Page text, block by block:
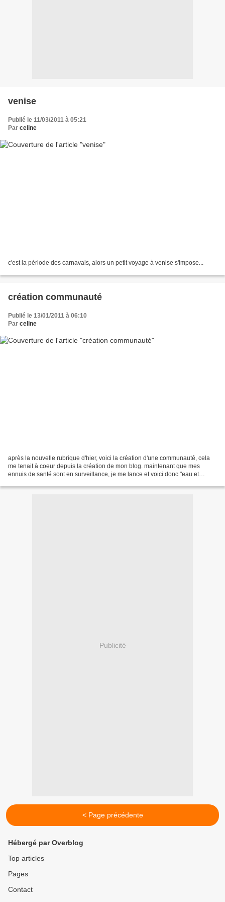
venise
Publié le 11/03/2011 à 05:21
Par celine
c'est la période des carnavals, alors un petit voyage à venise s'impose...
création communauté
Publié le 13/01/2011 à 06:10
Par celine
après la nouvelle rubrique d'hier, voici la création d'une communauté, cela
me tenait à coeur depuis la création de mon blog. maintenant que mes
ennuis de santé sont en surveillance, je me lance et voici donc "eau et
Publicité
< Page précédente
Hébergé par Overblog
Top articles
Pages
Contact